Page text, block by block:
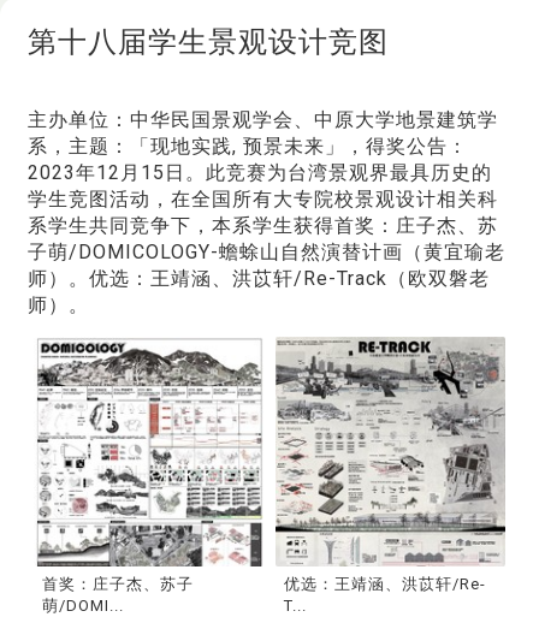
第十八届学生景观设计竞图
主办单位：中华民国景观学会、中原大学地景建筑学
系，主题：「现地实践, 预景未来」，得奖公告：
2023年12月15日。此竞赛为台湾景观界最具历史的
学生竞图活动，在全国所有大专院校景观设计相关科
系学生共同竞争下，本系学生获得首奖：庄子杰、苏
子萌/DOMICOLOGY-蟾蜍山自然演替计画（黄宜瑜老
师）。优选：王靖涵、洪苡轩/Re-Track（欧双磐老
师）。
首奖：庄子杰、苏子
萌/DOMI...
优选：王靖涵、洪苡轩/Re-
T...